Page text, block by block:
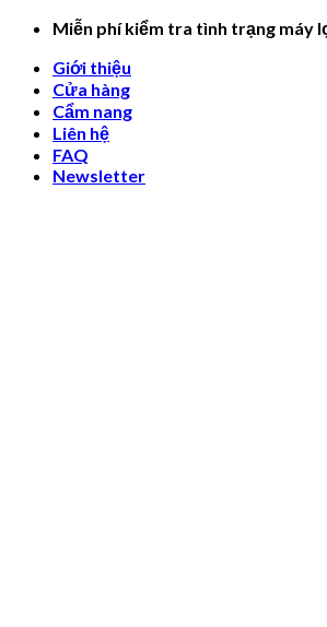
Skip
content
Miễn phí kiểm tra tình trạng máy
Giới thiệu
Cửa hàng
Cẩm nang
Liên hệ
FAQ
Newsletter